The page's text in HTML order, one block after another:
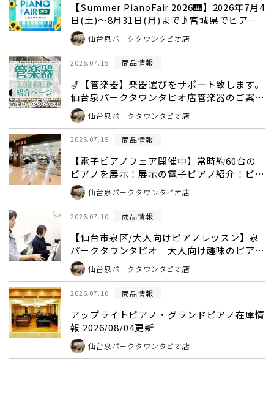
【Summer PianoFair 2026🎹】2026年7月4
日(土)～8月31日(月)まで♪宮城県でピアノ
お探しの方は仙台泉パークタウンタピオ店ま
で！常時60台以上のピアノを取り揃えてお
ります！
仙台泉パークタウンタピオ店
2026.07.15 商品情報
🎷【管楽器】楽器選びをサポート致します。
仙台泉パークタウンタピオ店管楽器のご案内
🎺
仙台泉パークタウンタピオ店
2026.07.15 商品情報
【電子ピアノフェア開催中】常時約60台の
ピアノを展示！展示の電子ピアノ紹介！ピア
ノ選びは仙台泉パークタウンタピオ店へ🎹
仙台泉パークタウンタピオ店
2026.07.10 商品情報
【仙台市泉区/大人向けピアノレッスン】泉
パークタウンタピオ 大人向け趣味のピアノ
レッスンはこちら！
仙台泉パークタウンタピオ店
2026.07.10 商品情報
アップライトピアノ・グランドピアノ在庫情
報 2026/08/04更新
仙台泉パークタウンタピオ店